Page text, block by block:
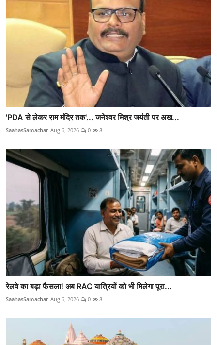
'PDA से लेकर राम मंदिर तक'... जनेश्वर मिश्र जयंती पर अख...
SaahasSamachar Aug 6, 2026 0 8
रेलवे का बड़ा फैसला! अब RAC यात्रियों को भी मिलेगा पूरा...
SaahasSamachar Aug 6, 2026 0 8